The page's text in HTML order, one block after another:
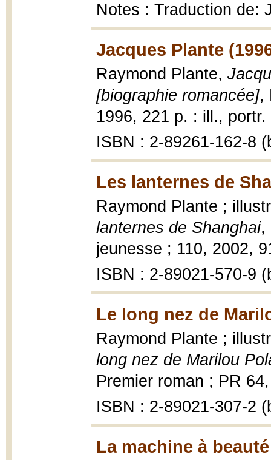
Notes : Traduction de:
Jacques Plante
Raymond Plante,
[biographie romancée],
1996, 221 p. : ill.,
ISBN : 2-89261-162-8
Les lanternes de
Raymond Plante ;
lanternes de Shanghai,
jeunesse ; 110, 2002,
ISBN : 2-89021-570-9
Le long nez de
Raymond Plante ;
long nez de Marilou
Premier roman ; PR
ISBN : 2-89021-307-2
La machine à